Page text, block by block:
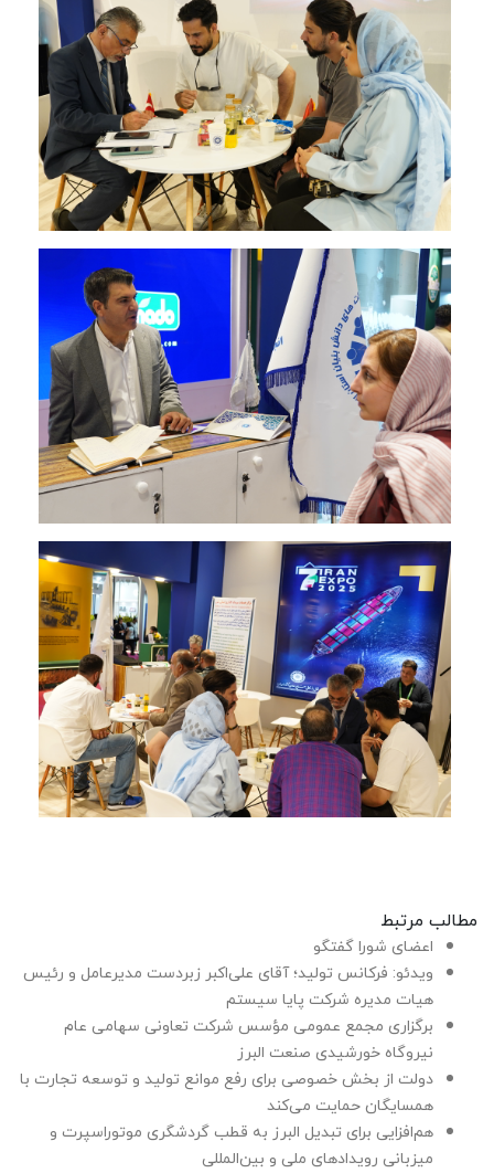
مطالب مرتبط
اعضای شورا گفتگو
ویدئو: فرکانس تولید؛ آقای علی‌اکبر زبردست مدیرعامل و رئیس
هیات مدیره شرکت پایا سیستم
برگزاری مجمع عمومی مؤسس شرکت تعاونی سهامی عام
نیروگاه خورشیدی صنعت البرز
دولت از بخش خصوصی برای رفع موانع تولید و توسعه تجارت با
همسایگان حمایت می‌کند
هم‌افزایی برای تبدیل البرز به قطب گردشگری موتوراسپرت و
میزبانی رویدادهای ملی و بین‌المللی